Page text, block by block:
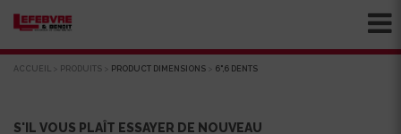
ACCUEIL > PRODUITS > PRODUCT DIMENSIONS > 6",6 DENTS
S'IL VOUS PLAÎT ESSAYER DE NOUVEAU